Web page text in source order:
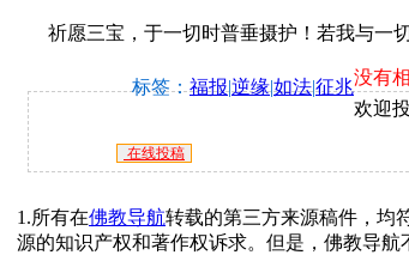
祈愿三宝，于一切时普垂摄护！若我与一切
标签：福报|逆缘|如法|征兆没有
欢迎
在线投稿
1.所有在佛教导航转载的第三方来源稿件，均
源的知识产权和著作权诉求。但是，佛教导